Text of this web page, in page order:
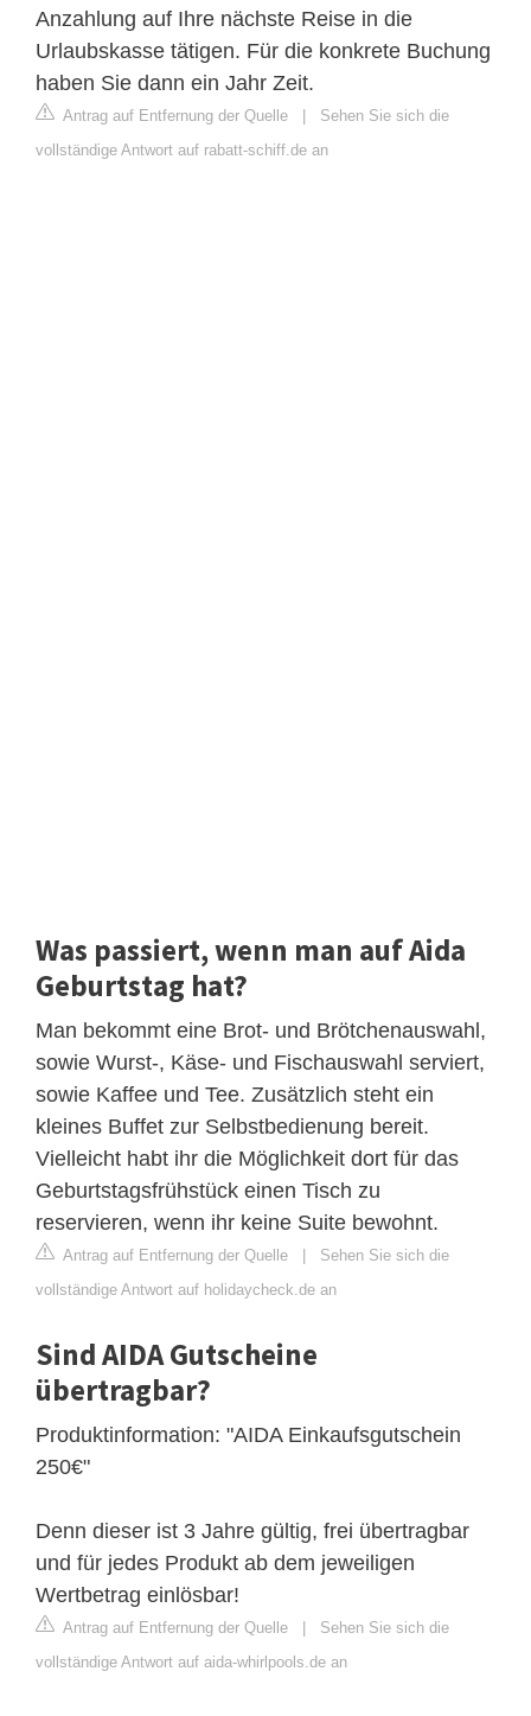
Anzahlung auf Ihre nächste Reise in die
Urlaubskasse tätigen. Für die konkrete Buchung
haben Sie dann ein Jahr Zeit.
Antrag auf Entfernung der Quelle | Sehen Sie sich die
vollständige Antwort auf rabatt-schiff.de an
Was passiert, wenn man auf Aida
Geburtstag hat?
Man bekommt eine Brot- und Brötchenauswahl,
sowie Wurst-, Käse- und Fischauswahl serviert,
sowie Kaffee und Tee. Zusätzlich steht ein
kleines Buffet zur Selbstbedienung bereit.
Vielleicht habt ihr die Möglichkeit dort für das
Geburtstagsfrühstück einen Tisch zu
reservieren, wenn ihr keine Suite bewohnt.
Antrag auf Entfernung der Quelle | Sehen Sie sich die
vollständige Antwort auf holidaycheck.de an
Sind AIDA Gutscheine
übertragbar?
Produktinformation: "AIDA Einkaufsgutschein
250€"
Denn dieser ist 3 Jahre gültig, frei übertragbar
und für jedes Produkt ab dem jeweiligen
Wertbetrag einlösbar!
Antrag auf Entfernung der Quelle | Sehen Sie sich die
vollständige Antwort auf aida-whirlpools.de an